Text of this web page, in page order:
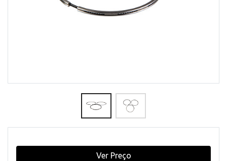
Ver Preço